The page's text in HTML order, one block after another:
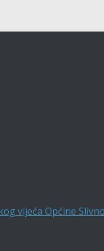
vijeća Općine Slivno